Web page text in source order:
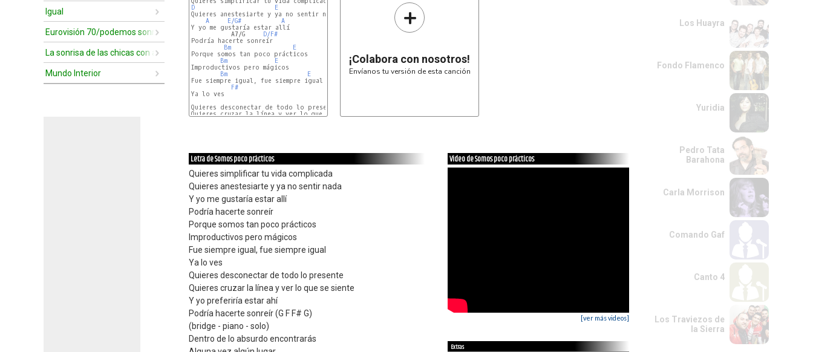
Igual
Eurovisión 70/podemos sonreir
La sonrisa de las chicas con aparatos
Mundo Interior
D
E
Quieres anestesiarte y ya no sentir nada
A
E/G#
A
Y yo me gustaría estar allí
           A7/G
D/F#
Podría hacerte sonreír
Bm
E
Porque somos tan poco prácticos
Bm
E
Improductivos pero mágicos
Bm
E
Fue siempre igual, fue siempre igual
F#
Ya lo ves
Quieres desconectar de todo lo presente
Quieres cruzar la línea y ver lo que se siente
+
¡Colabora con nosotros!
Envíanos tu versión de esta canción
Letra de Somos poco prácticos
Quieres simplificar tu vida complicada
Quieres anestesiarte y ya no sentir nada
Y yo me gustaría estar allí
Podría hacerte sonreír
Porque somos tan poco prácticos
Improductivos pero mágicos
Fue siempre igual, fue siempre igual
Ya lo ves
Quieres desconectar de todo lo presente
Quieres cruzar la línea y ver lo que se siente
Y yo preferiría estar ahí
Podría hacerte sonreír (G F F# G)
(bridge - piano - solo)
Dentro de lo absurdo encontrarás
Video de Somos poco prácticos
[ver más videos]
Extras
Los Huayra
Fondo Flamenco
Yuridia
Pedro Tata
Barahona
Carla Morrison
Comando Gaf
Canto 4
Los Traviezos de
la Sierra